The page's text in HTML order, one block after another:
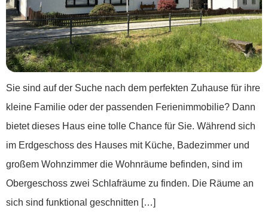
Sie sind auf der Suche nach dem perfekten Zuhause für ihre
kleine Familie oder der passenden Ferienimmobilie? Dann
bietet dieses Haus eine tolle Chance für Sie. Während sich
im Erdgeschoss des Hauses mit Küche, Badezimmer und
großem Wohnzimmer die Wohnräume befinden, sind im
Obergeschoss zwei Schlafräume zu finden. Die Räume an
sich sind funktional geschnitten […]